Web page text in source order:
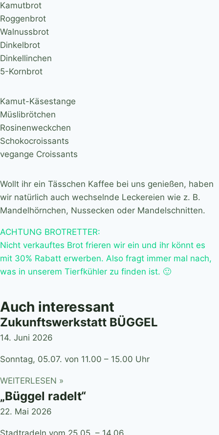
Kamutbrot
Roggenbrot
Walnussbrot
Dinkelbrot
Dinkellinchen
5-Kornbrot
Kamut-Käsestange
Müslibrötchen
Rosinenweckchen
Schokocroissants
vegange Croissants
Wollt ihr ein Tässchen Kaffee bei uns genießen, haben
wir natürlich auch wechselnde Leckereien wie z. B.
Mandelhörnchen, Nussecken oder Mandelschnitten.
ACHTUNG BROTRETTER:
Nicht verkauftes Brot frieren wir ein und ihr könnt es
mit 30% Rabatt erwerben. Also fragt immer mal nach,
was in unserem Tierfkühler zu finden ist. 🙂
Auch interessant
Zukunftswerkstatt BÜGGEL
14. Juni 2026
Sonntag, 05.07. von 11.00 – 15.00 Uhr
WEITERLESEN »
„Büggel radelt“
22. Mai 2026